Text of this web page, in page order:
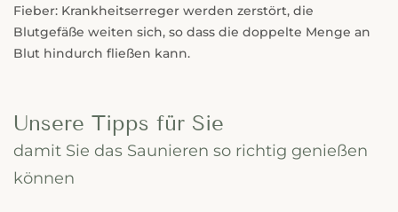
Fieber: Krankheitserreger werden zerstört, die
Blutgefäße weiten sich, so dass die doppelte Menge an
Blut hindurch fließen kann.
Unsere Tipps für Sie
damit Sie das Saunieren so richtig genießen
können